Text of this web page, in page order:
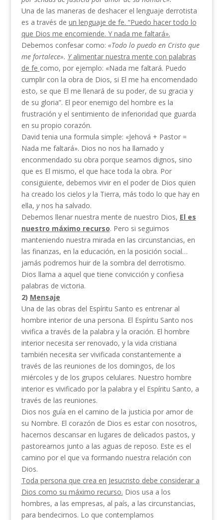
Una de las maneras de deshacer el lenguaje derrotista
es a través de un lenguaje de fe. “Puedo hacer todo lo
que Dios me encomiende. Y nada me faltará».
Debemos confesar como: «Todo lo puedo en Cristo que
me fortalece». Y alimentar nuestra mente con palabras
de fe como, por ejemplo: «Nada me faltará. Puedo
cumplir con la obra de Dios, si El me ha encomendado
esto, se que El me llenará de su poder, de su gracia y
de su gloria”. El peor enemigo del hombre es la
frustración y el sentimiento de inferioridad que guarda
en su propio corazón.
David tenia una formula simple: «Jehová + Pastor =
Nada me faltará». Dios no nos ha llamado y
enconmendado su obra porque seamos dignos, sino
que es El mismo, el que hace toda la obra. Por
consiguiente, debemos vivir en el poder de Dios quien
ha creado los cielos yla Tierra, más todo lo que hay en
ella, ynos ha salvado.
Debemos llenar nuestra mente de nuestro Dios, El es
nuestro máximo recurso. Pero si seguimos
manteniendo nuestra mirada en las circunstancias, en
las finanzas, en la educación, en la posición social…
jamás podremos huir de la sombra del derrotismo.
Dios llama a aquel que tiene convicción y confiesa
palabras de victoria.
2) Mensaje
Una de las obras del Espíritu Santo es entrenar al
hombre interior de una persona. El Espíritu Santo nos
vivifica a través de la palabra y la oración. El hombre
interior necesita ser renovado, y la vida cristiana
también necesita ser vivificada constantemente a
través de las reuniones de los domingos, de los
miércoles y de los grupos celulares. Nuestro hombre
interior es vivificado por la palabra y el Espíritu Santo, a
través de las reuniones.
Dios nos guía en el camino de la justicia por amor de
su Nombre. El corazón de Dios es estar con nosotros,
hacernos descansar en lugares de delicados pastos, y
pastorearnos junto a las aguas de reposo. Este es el
camino por el que va formando nuestra relación con
Dios.
Toda persona que crea en Jesucristo debe considerar a
Dios como su máximo recurso. Dios usa a los
hombres, a las empresas, al país, a las circunstancias,
para bendecirnos. Lo que contemplamos